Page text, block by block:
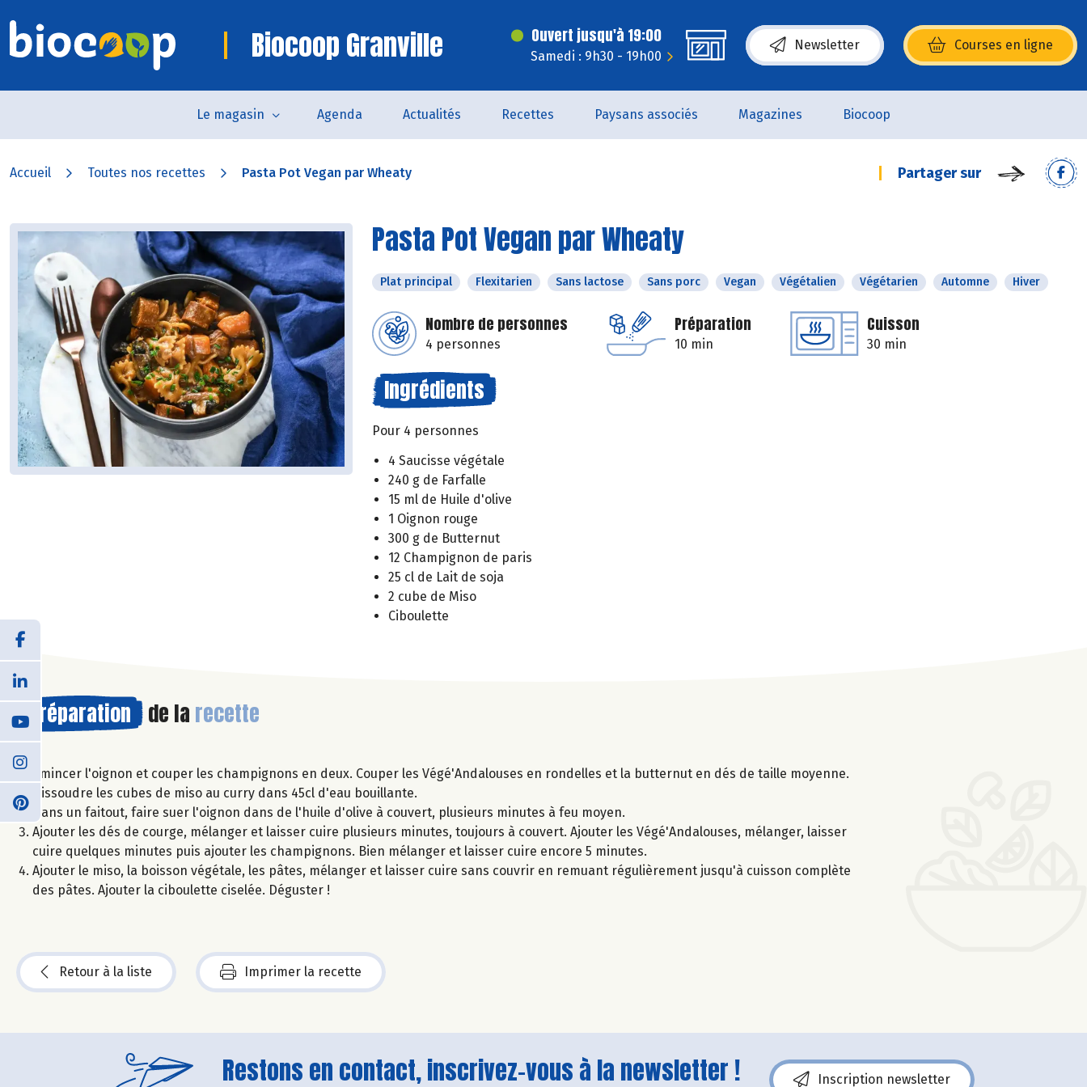
Biocoop Granville Ouvert jusqu'à 19:00
Samedi : 9h30 - 19h00
Newsletter Courses en ligne
(s’ouvre dans une nouvelle fenêtre)
Le magasin Agenda Actualités Recettes Paysans associés Magazines Biocoop
Accueil Toutes nos recettes Pasta Pot Vegan par Wheaty Partager sur
Pasta Pot Vegan par Wheaty
Plat principal Flexitarien Sans lactose Sans porc Vegan Végétalien Végétarien Automne Hiver
Nombre de personnes
4 personnes
Préparation
10 min
Cuisson
30 min
Ingrédients
Pour 4 personnes
4 Saucisse végétale
240 g de Farfalle
15 ml de Huile d'olive
1 Oignon rouge
300 g de Butternut
12 Champignon de paris
25 cl de Lait de soja
2 cube de Miso
Ciboulette
Préparation de la recette
Émincer l'oignon et couper les champignons en deux. Couper les Végé'Andalouses en rondelles et la butternut en dés de taille moyenne.
Dissoudre les cubes de miso au curry dans 45cl d'eau bouillante.
Dans un faitout, faire suer l'oignon dans de l'huile d'olive à couvert, plusieurs minutes à feu moyen.
Ajouter les dés de courge, mélanger et laisser cuire plusieurs minutes, toujours à couvert. Ajouter les Végé'Andalouses, mélanger, laisser
cuire quelques minutes puis ajouter les champignons. Bien mélanger et laisser cuire encore 5 minutes.
Ajouter le miso, la boisson végétale, les pâtes, mélanger et laisser cuire sans couvrir en remuant régulièrement jusqu'à cuisson complète
des pâtes. Ajouter la ciboulette ciselée. Déguster !
Retour à la liste Imprimer la recette
Restons en contact, inscrivez-vous à la newsletter ! Inscription newsletter